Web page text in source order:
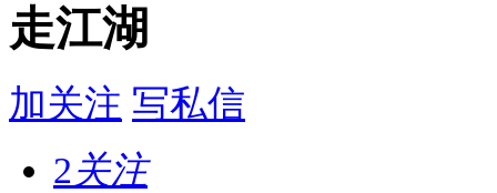
走江湖
加关注 写私信
2关注